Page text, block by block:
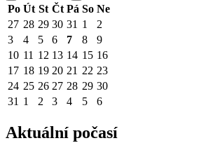
Po Út St Čt Pá So Ne
27 28 29 30 31 1
2
3
4 5 6 7 8
9
10 11 12 13 14 15 16
17 18 19 20 21 22 23
24 25 26 27 28 29 30
31 1 2 3 4 5 6
Aktuální počasí